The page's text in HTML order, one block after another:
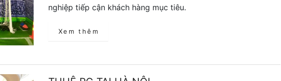
nghiệp tiếp cận khách hàng mục tiêu.
Xem thêm